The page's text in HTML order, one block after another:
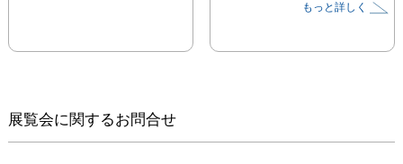
もっと詳しく
展覧会に関するお問合せ